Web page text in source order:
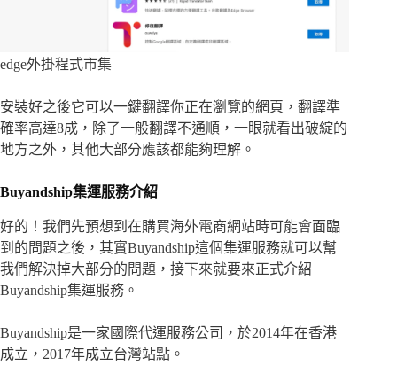
edge外掛程式市集
安裝好之後它可以一鍵翻譯你正在瀏覽的網頁，翻譯準
確率高達8成，除了一般翻譯不通順，一眼就看出破綻的
地方之外，其他大部分應該都能夠理解。
Buyandship集運服務介紹
好的！我們先預想到在購買海外電商網站時可能會面臨
到的問題之後，其實Buyandship這個集運服務就可以幫
我們解決掉大部分的問題，接下來就要來正式介紹
Buyandship集運服務。
Buyandship是一家國際代運服務公司，於2014年在香港
成立，2017年成立台灣站點。